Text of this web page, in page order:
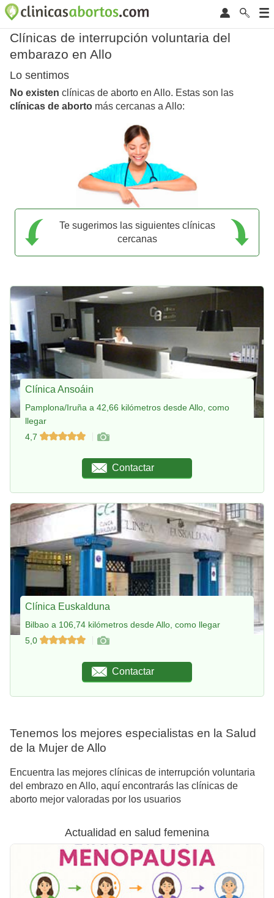
Clínicas de interrupción voluntaria del
embarazo en Allo
Lo sentimos
No existen clínicas de aborto en Allo. Estas son las
clínicas de aborto más cercanas a Allo:
Te sugerimos las siguientes clínicas
cercanas
Clínica Ansoáin
Pamplona/Iruña a 42,66 kilómetros desde Allo, como
llegar
4,7
Contactar
Clínica Euskalduna
Bilbao a 106,74 kilómetros desde Allo, como llegar
5,0
Contactar
Tenemos los mejores especialistas en la Salud
de la Mujer de Allo
Encuentra las mejores clínicas de interrupción voluntaria
del embrazo en Allo, aquí encontrarás las clínicas de
aborto mejor valoradas por los usuarios
Actualidad en salud femenina